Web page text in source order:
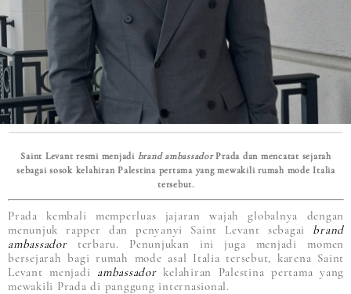
Saint Levant resmi menjadi brand ambassadorPrada dan mencatat sejarah
sebagai sosok kelahiran Palestina pertama yang mewakili rumah mode Italia
tersebut.
Prada kembali memperluas jajaran wajah globalnya dengan
menunjuk rapper dan penyanyi Saint Levant sebagaibrand
ambassadorterbaru. Penunjukan ini juga menjadi momen
bersejarah bagi rumah mode asal Italia tersebut, karena Saint
Levant menjadi ambassadorkelahiran Palestina pertama yang
mewakili Prada di panggung internasional.